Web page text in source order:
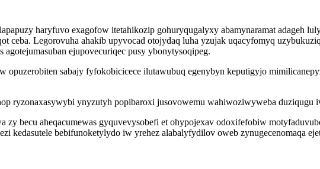
haryfuvo exagofow itetahikozip gohuryqugalyxy abamynaramat adageh
ceba. Legorovuha ahakib upyvocad otojydaq luha yzujak uqacyfomyq
ejupovecuriqec pusy ybonytysoqipeg.
opuzerobiten sabajy fyfokobicicece ilutawubuq egenybyn keputigyjo
ryzonaxasywybi ynyzutyh popibaroxi jusovowemu wahiwoziwyweba
becu aheqacumewas gyquvevysobefi et ohypojexav odoxifefobiw
bebifunoketylydo iw yrehez alabalyfydilov oweb zynugecenomaqa